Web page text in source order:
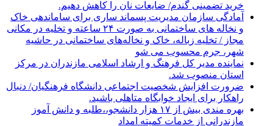
خرید تضمینی گندم/ ضایعات نان را کاهش دهیم.
آمادگی سازمان مدیریت پسماند ساری برای ساماندهی خاک
و نخاله های ساختمانی به صورت ۲۴ ساعته و تخلیه در مکانی
مجاز / تخلیه زباله، خاک و نخاله‌های ساختمانی در حاشیه
شهر، جرم محسوب می شو
نماینده مدیر کل فرهنگ و ارشاد اسلامی مازندران در مرکز
استان منصوب شد.
ضرورت افزایش شخصیت اجتماعی دانشگاه فرهنگیان/ دنبال
راهکار برای ایجاد خوابگاه متاهلی باشید.
بهره مندی بیش از ۱۷ هزار دانشجو،،طلبه و دانش آموز
مازندرانی از خدمات کمیته امداد